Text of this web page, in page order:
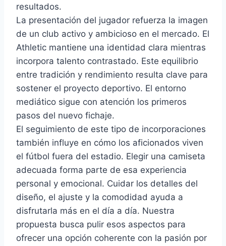
resultados.
La presentación del jugador refuerza la imagen
de un club activo y ambicioso en el mercado. El
Athletic mantiene una identidad clara mientras
incorpora talento contrastado. Este equilibrio
entre tradición y rendimiento resulta clave para
sostener el proyecto deportivo. El entorno
mediático sigue con atención los primeros
pasos del nuevo fichaje.
El seguimiento de este tipo de incorporaciones
también influye en cómo los aficionados viven
el fútbol fuera del estadio. Elegir una camiseta
adecuada forma parte de esa experiencia
personal y emocional. Cuidar los detalles del
diseño, el ajuste y la comodidad ayuda a
disfrutarla más en el día a día. Nuestra
propuesta busca pulir esos aspectos para
ofrecer una opción coherente con la pasión por